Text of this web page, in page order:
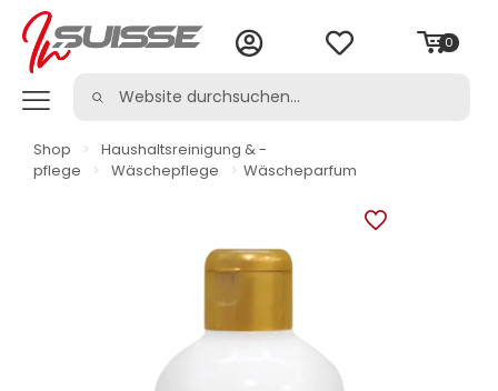
0
Shop >
Haushaltsreinigung & -
pflege
> Wäschepflege > Wäscheparfum